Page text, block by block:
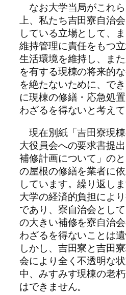
なお大学当局がこれ
上、私たち吉田寮自治
している立場として、
維持管理に責任をもつ
生活環境を維持し、ま
を有する現棟の将来的
を絶たないために、で
に現棟の修繕・応急処
わざるを得ないと考えて
現在別紙「吉田寮現
大役員会への要求書提
補修計画について」の
の屋根の修繕を業者に
しています。繰り返し
大学の経済的負担によ
であり、寮自治会とし
の大きい補修を寮自治
わざるを得ないことは遺
しかし、吉田寮と吉田
会により全く不透明な
中、みすみす現棟の老
はできません。